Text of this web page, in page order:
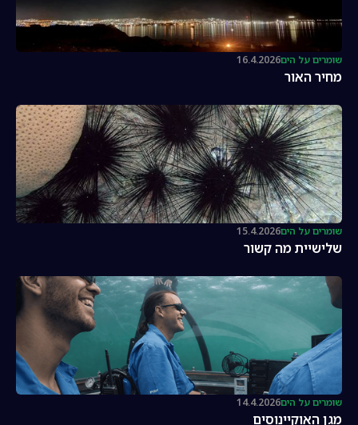
שומרים על הים16.4.2026
מחיר האור
שומרים על הים15.4.2026
שלישיית מה קשור
שומרים על הים14.4.2026
מגן האוקיינוסים